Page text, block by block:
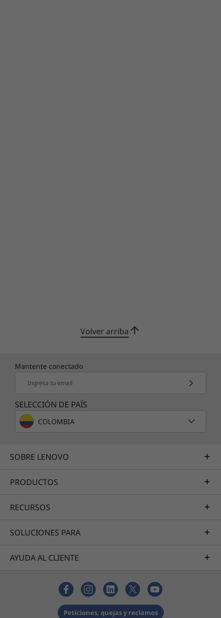
Volver arriba
Mantente conectado
Ingresa tu email
SELECCIÓN DE PAÍS
COLOMBIA
SOBRE LENOVO
PRODUCTOS
RECURSOS
SOLUCIONES PARA
AYUDA AL CLIENTE
Peticiones, quejas y reclamos